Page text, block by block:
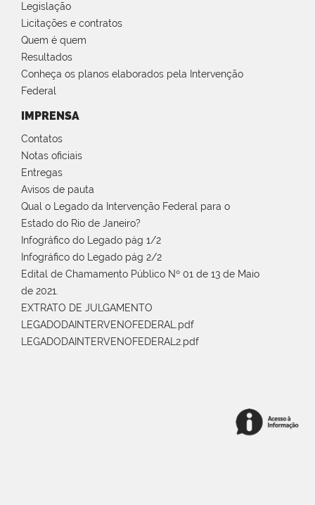
Legislação
Licitações e contratos
Quem é quem
Resultados
Conheça os planos elaborados pela Intervenção
Federal
IMPRENSA
Contatos
Notas oficiais
Entregas
Avisos de pauta
Qual o Legado da Intervenção Federal para o
Estado do Rio de Janeiro?
Infográfico do Legado pág 1/2
Infográfico do Legado pág 2/2
Edital de Chamamento Público Nº 01 de 13 de Maio
de 2021.
EXTRATO DE JULGAMENTO
LEGADODAINTERVENOFEDERAL.pdf
LEGADODAINTERVENOFEDERAL2.pdf